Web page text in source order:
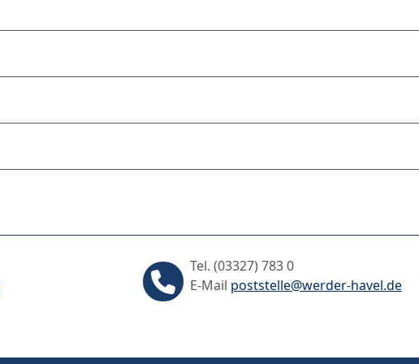
Tel. (03327) 783 0
E-Mail poststelle@werder-havel.de